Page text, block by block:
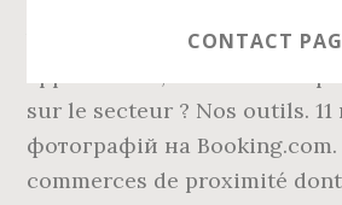
CONTACT
Vous cherchez un terrain,
sur le secteur ? Nos outils. 11
фотографій на
commerces de proximité